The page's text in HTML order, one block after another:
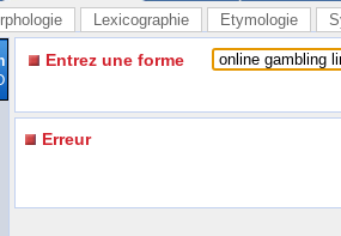
Lexicographie Etymologie
Entrez une forme
Erreur